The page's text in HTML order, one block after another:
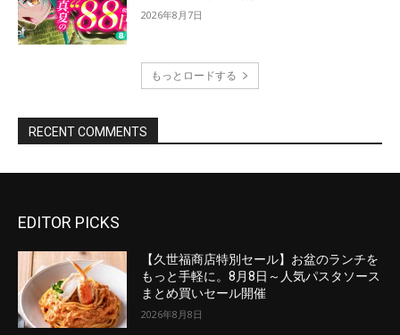
EDITOR PICKS
【久世福商店特別セール】お盆のランチを
もっと手軽に。8月8日～人気パスタソース
まとめ買いセール開催
2026年8月8日